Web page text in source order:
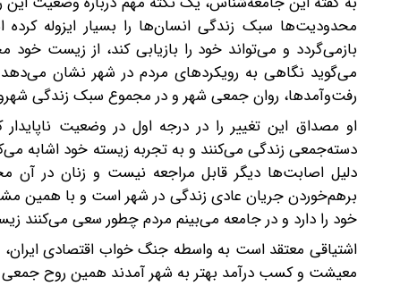
محدودیت‌ها سبک زندگی انسان‌ها را بسیار ایزوله
باز‌می‌گردد و می‌تواند خود را بازیابی کند، از زیست
می‌گوید نگاهی به رویکردهای مردم در شهر نشان می‌دهد
رفت‌وآمدها، روان جمعی شهر و در مجموع سبک زندگی
او مصداق این تغییر را در درجه اول در وضعیت
دسته‌جمعی زندگی می‌کنند و به تجربه زیسته خود اشابه
دلیل اصابت‌ها دیگر قابل مراجعه نیست و زنان در آن
برهم‌خوردن جریان عادی زندگی در شهر است و با همین
خود را دارد و در جامعه می‌بینم مردم چطور سعی می‌کنند
اشتیاقی معتقد است به واسطه جنگ خواب اقتصادی
معیشت و کسب درآمد بهتر به شهر آمدند همین روح جمعی